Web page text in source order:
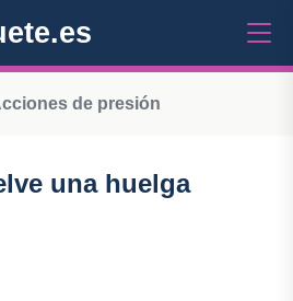
de presión
una huelga